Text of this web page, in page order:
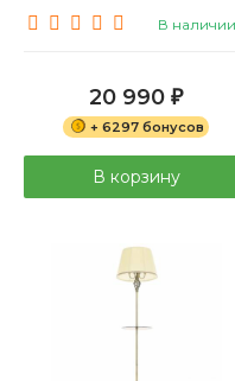
В
20 990 ₽
+ 6297 бонусов
В корзину